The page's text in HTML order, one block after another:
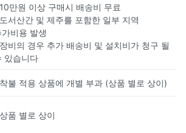
만원 이상 구매시 배송비 무료
서산간 및 제주를 포함한 일부 지역
가비용 발생
비의 경우 추가 배송비 및 설치비가 청구 될
있습니다
불 적용 상품에 개별 부과 (상품 별로 상이)
품 별로 상이